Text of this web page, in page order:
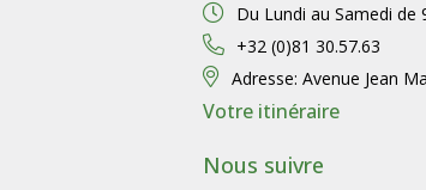
Du Lundi au Samedi de
+32 (0)81 30.57.63
Adresse: Avenue Jean
Votre itinéraire
Nous suivre